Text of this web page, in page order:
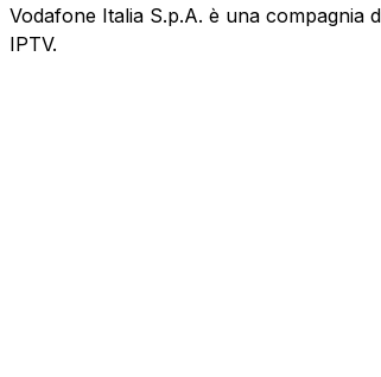
Vodafone Italia S.p.A. è una compagnia
IPTV.